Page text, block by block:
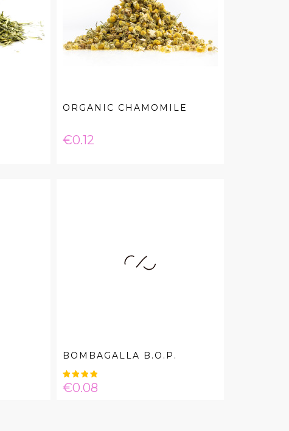
ORGANIC CHAMOMILE
Price
€0.12
BOMBAGALLA B.O.P.
Price
€0.08